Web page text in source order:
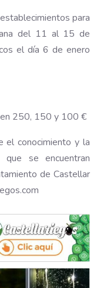
para
del 11 al 15 de
el día 6 de enero
250, 150 y 100 €
el conocimiento y la
se encuentran
de Castellar